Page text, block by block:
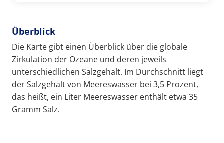
Überblick
Die Karte gibt einen Überblick über die globale
Zirkulation der Ozeane und deren jeweils
unterschiedlichen Salzgehalt. Im Durchschnitt liegt
der Salzgehalt von Meereswasser bei 3,5 Prozent,
das heißt, ein Liter Meereswasser enthält etwa 35
Gramm Salz.